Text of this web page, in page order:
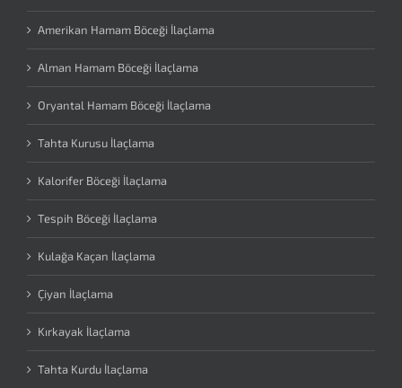
Amerikan Hamam Böceği İlaçlama
Alman Hamam Böceği İlaçlama
Oryantal Hamam Böceği İlaçlama
Tahta Kurusu İlaçlama
Kalorifer Böceği İlaçlama
Tespih Böceği İlaçlama
Kulağa Kaçan İlaçlama
Çiyan İlaçlama
Kırkayak İlaçlama
Tahta Kurdu İlaçlama